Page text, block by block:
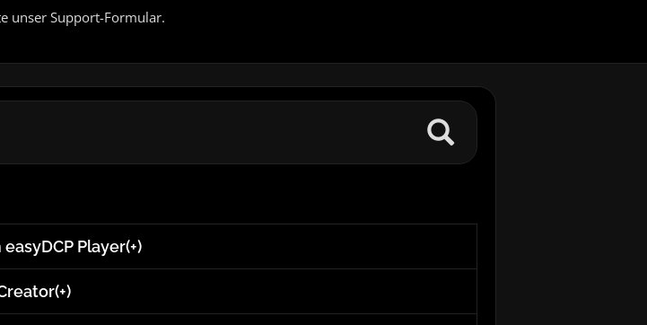
unser Support-Formular.
Player(+)